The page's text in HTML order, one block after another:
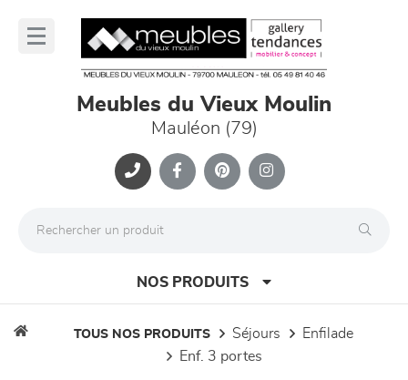
Meubles du Vieux Moulin
Mauléon (79)
NOS PRODUITS
TOUS NOS PRODUITS séjours
enfilade
enf. 3 portes